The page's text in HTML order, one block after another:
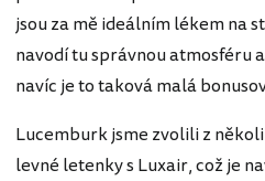
jsou za mě ideálním lékem na
navodí tu správnou atmosféru
navíc je to taková malá
Lucemburk jsme zvolili z
levné letenky s Luxair, což je